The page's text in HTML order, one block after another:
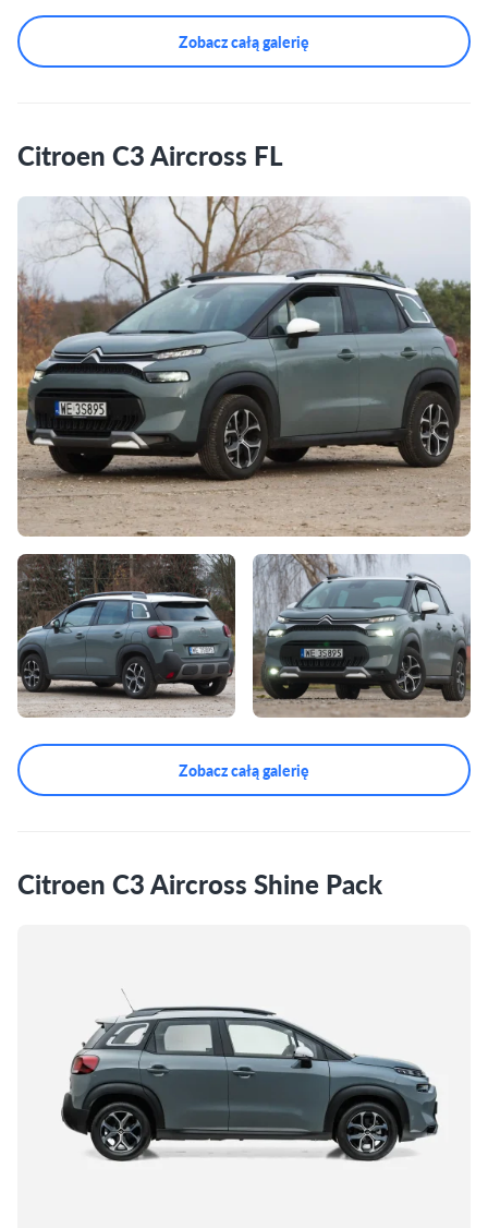
Zobacz całą galerię
Citroen C3 Aircross FL
Zobacz całą galerię
Citroen C3 Aircross Shine Pack